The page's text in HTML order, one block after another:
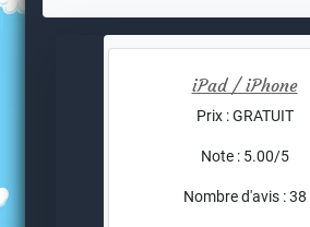
iPad / iPhone
Prix : GRATUIT
Note : 5.00/5
Nombre d'avis : 38